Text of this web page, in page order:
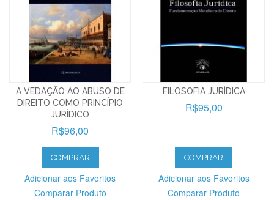
A VEDAÇÃO AO ABUSO DE
DIREITO COMO PRINCÍPIO
JURÍDICO
R$96,00
COMPRAR
Adicionar aos Favoritos
Comparar Produto
FILOSOFIA JURÍDICA
R$95,00
COMPRAR
Adicionar aos Favoritos
Comparar Produto